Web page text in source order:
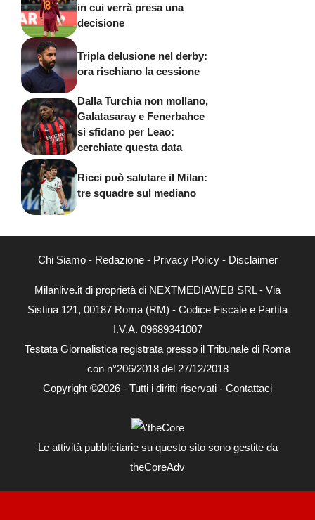
in cui verrà presa una
decisione
Tripla delusione nel derby:
ora rischiano la cessione
Dalla Turchia non mollano,
Galatasaray e Fenerbahce
si sfidano per Leao:
cerchiate questa data
Ricci può salutare il Milan:
tre squadre sul mediano
Chi Siamo- Redazione- Privacy Policy- Disclaimer
Milanlive.it di proprietà di NEXTMEDIAWEB SRL - Via
Sistina 121, 00187 Roma (RM) - Codice Fiscale e Partita
I.V.A. 09689341007
Testata Giornalistica registrata presso il Tribunale di Roma
con n°206/2018 del 27/12/2018
Copyright ©2026 - Tutti i diritti riservati - Contattaci
Le attività pubblicitarie su questo sito sono gestite da
theCoreAdv